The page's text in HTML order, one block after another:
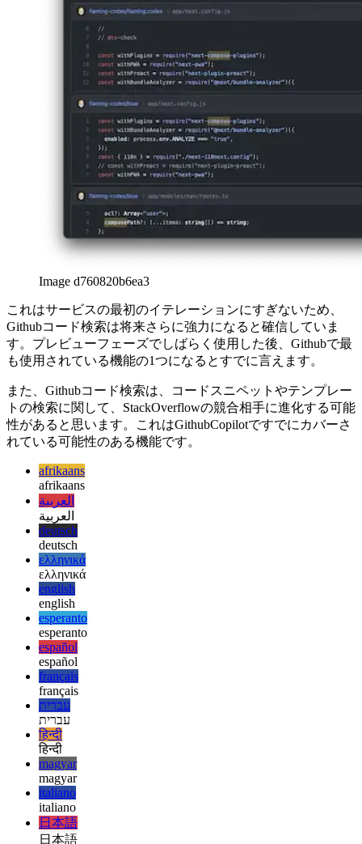
Image d760820b6ea3
これはサービスの最初のイテレーションにすぎないため、
Githubコード検索は将来さらに強力になると確信していま
す。プレビューフェーズでしばらく使用した後、Githubで最
も使用されている機能の1つになるとすでに言えます。
また、Githubコード検索は、コードスニペットやテンプレー
トの検索に関して、StackOverflowの競合相手に進化する可能
性があると思います。これはGithubCopilotですでにカバーさ
れている可能性のある機能です。
afrikaans
afrikaans
العربية
العربية
deutsch
deutsch
ελληνικά
ελληνικά
english
english
esperanto
esperanto
español
español
français
français
עברית
עברית
हिन्दी
हिन्दी
magyar